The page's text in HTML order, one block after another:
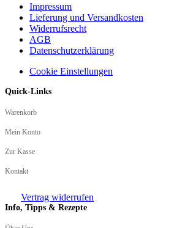
Impressum
Lieferung und Versandkosten
Widerrufsrecht
AGB
Datenschutzerklärung
Cookie Einstellungen
Quick-Links
Warenkorb
Mein Konto
Zur Kasse
Kontakt
Vertrag widerrufen
Info, Tipps & Rezepte